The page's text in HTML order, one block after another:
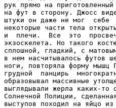
рук прямо на
на фут в сторону. Джосс
штуки он даже не мог  себе
некоторые части тела
и  плечи.  Все  это
экзоскелета. Но такого
сплошной, гладкий, с
в нем насчитывалось футов
ноги, повторяла форму
грудной  панцирь
образовывал массивные
выглядывали жерла каких-то
Солнечной Полиции,
выступов походил на яйцо